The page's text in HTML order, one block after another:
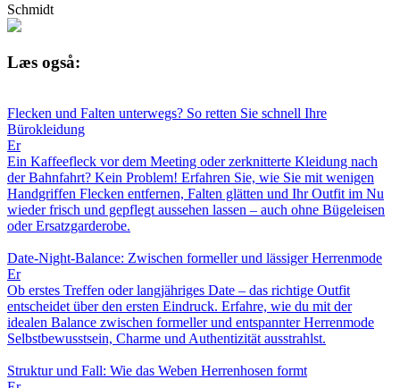
Schmidt
Læs også:
Flecken und Falten unterwegs? So retten Sie schnell Ihre
Bürokleidung
Er
Ein Kaffeefleck vor dem Meeting oder zerknitterte Kleidung nach
der Bahnfahrt? Kein Problem! Erfahren Sie, wie Sie mit wenigen
Handgriffen Flecken entfernen, Falten glätten und Ihr Outfit im Nu
wieder frisch und gepflegt aussehen lassen – auch ohne Bügeleisen
oder Ersatzgarderobe.
Date-Night-Balance: Zwischen formeller und lässiger Herrenmode
Er
Ob erstes Treffen oder langjähriges Date – das richtige Outfit
entscheidet über den ersten Eindruck. Erfahre, wie du mit der
idealen Balance zwischen formeller und entspannter Herrenmode
Selbstbewusstsein, Charme und Authentizität ausstrahlst.
Struktur und Fall: Wie das Weben Herrenhosen formt